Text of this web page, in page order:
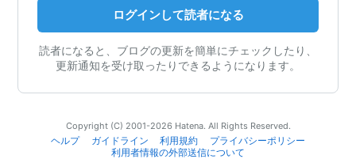
ログインして読者になる
読者になると、ブログの更新を簡単にチェックしたり、
更新通知を受け取ったりできるようになります。
Copyright (C) 2001-2026 Hatena. All Rights Reserved.
ヘルプ
ガイドライン 利用規約
プライバシーポリシー
利用者情報の外部送信について